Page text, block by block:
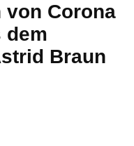
von Corona
dem
Braun